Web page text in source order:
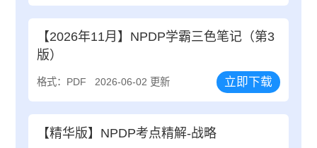
【2026年11月】NPDP学霸三色笔记（第3
版）
格式：PDF 2026-06-02 更新 立即下载
【精华版】NPDP考点精解-战略